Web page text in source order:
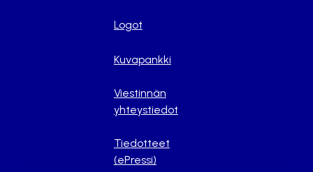
Logot
Kuvapankki
Viestinnän
yhteystiedot
Tiedotteet
(ePressi)